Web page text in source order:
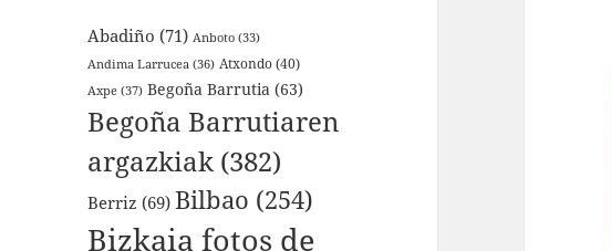
Abadiño (71) Anboto (33)
Andima Larrucea (36) Atxondo(40)
Axpe (37) Begoña Barrutia (63)
Begoña Barrutiaren
argazkiak (382)
Berriz (69) Bilbao (254)
Bizkaia fotos de